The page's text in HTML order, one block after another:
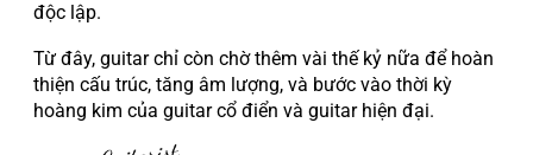
độc lập.
Từ đây, guitar chỉ còn chờ thêm vài thế kỷ nữa để hoàn
thiện cấu trúc, tăng âm lượng, và bước vào thời kỳ
hoàng kim của guitar cổ điển và guitar hiện đại.